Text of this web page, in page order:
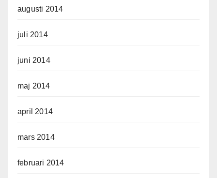
augusti 2014
juli 2014
juni 2014
maj 2014
april 2014
mars 2014
februari 2014